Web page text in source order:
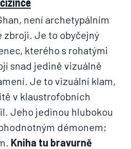
není archetypálním
zbroji. Je to obyčejný
kterého s rohatými
snad jedině vizuálně
Je to vizuální klam,
v klaustrofobních
Jeho jedinou hlubokou
démonem;
Kniha tu bravurně